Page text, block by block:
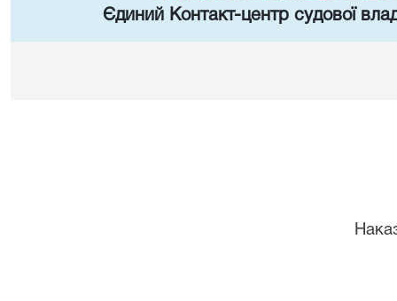
Єдиний Контакт-центр судової